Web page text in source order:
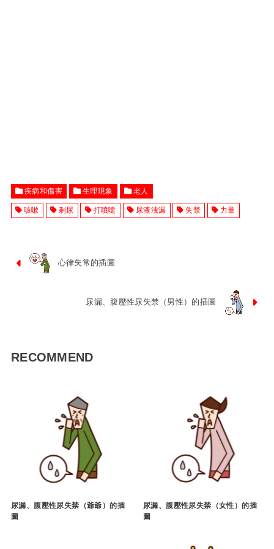
疾病和傷害 生理現象 老人
咳嗽 剩尿 打噴嚏 尿液洩漏 失禁 力量
心律失常的插圖
尿漏、腹壓性尿失禁（男性）的插圖
RECOMMEND
尿漏、腹壓性尿失禁（爺爺）的插
圖
尿漏、腹壓性尿失禁（女性）的插
圖